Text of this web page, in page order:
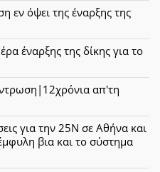
εν όψει της έναρξης της
έναρξης της δίκης για το
απ'τη
για την 25Ν σε Αθήνα και
βια και το σύστημα